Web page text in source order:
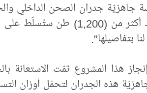
جدران الصحن الداخلي
المشروع، حيث هناك أكثر من
بتفاصيلها".
هذا المشروع تمّت الاستعانة
هذه الجدران لتحمّل أوزان